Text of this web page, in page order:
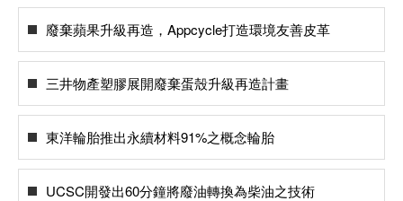
廢棄蘋果升級再造，Appcycle打造環境友善皮革
三井物產塑膠展開廢棄蛋殼升級再造計畫
東洋輪胎推出永續材料91%之概念輪胎
UCSC開發出60分鐘將廢油轉換為柴油之技術